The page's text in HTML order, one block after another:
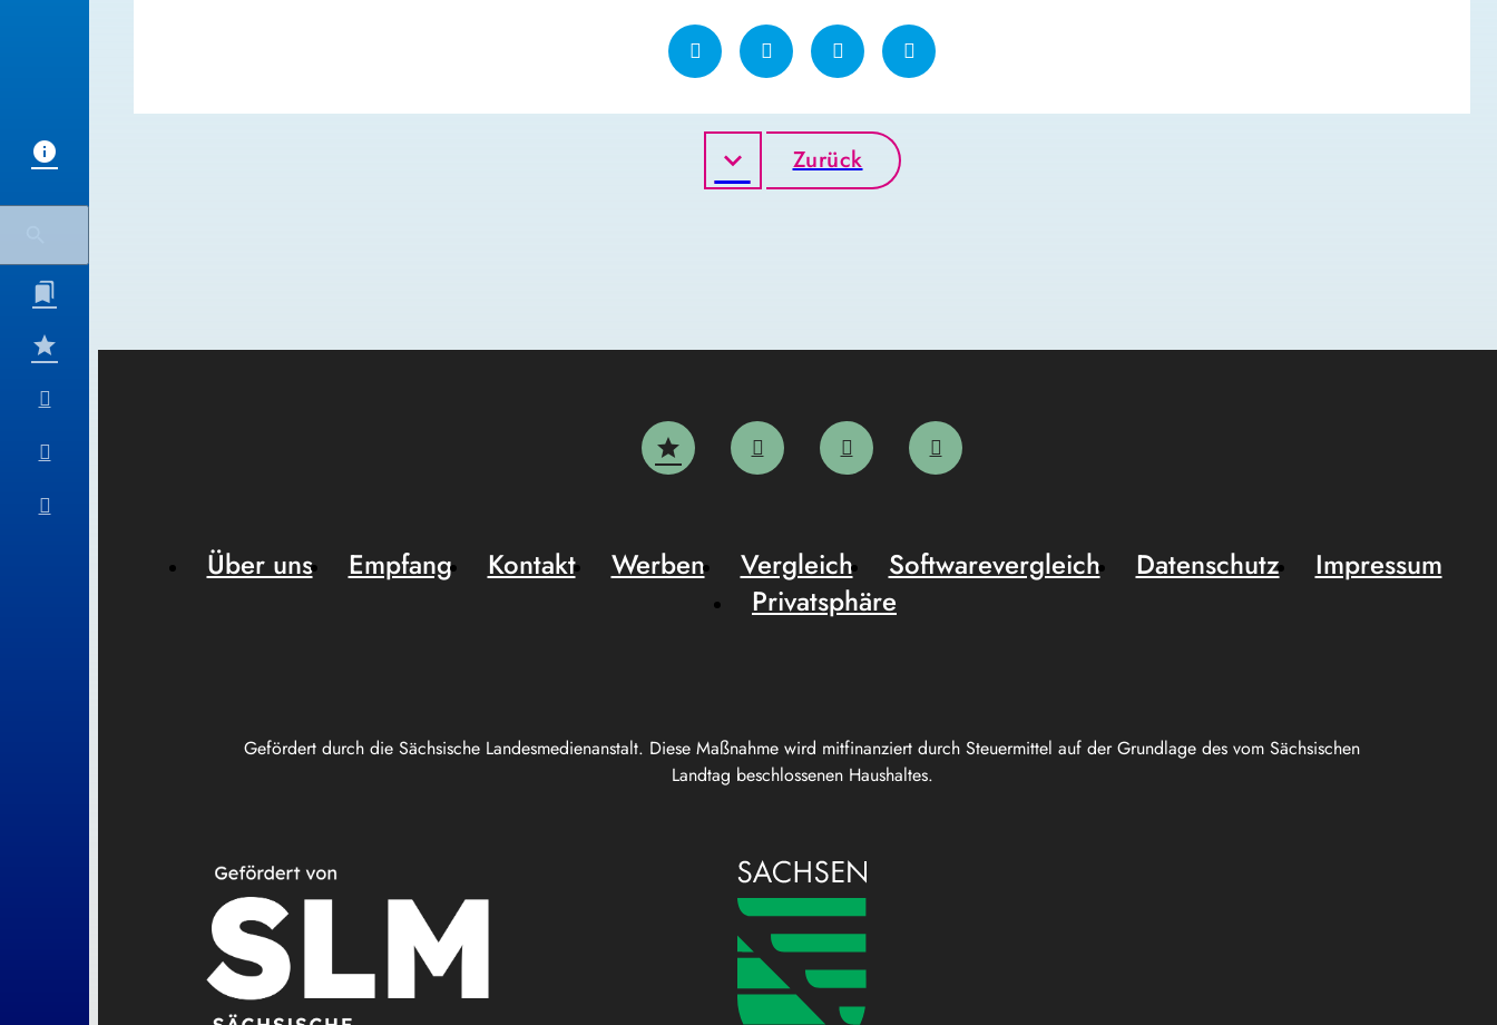
Zurück
Gefördert durch die Sächsische Landesmedienanstalt. Diese Maßnahme wird mitfinanziert durch Steuermittel auf der Grundlage des vom Sächsischen
Landtag beschlossenen Haushaltes.
Über uns Empfang Kontakt Werben Vergleich Softwarevergleich Datenschutz
Impressum
Privatsphäre